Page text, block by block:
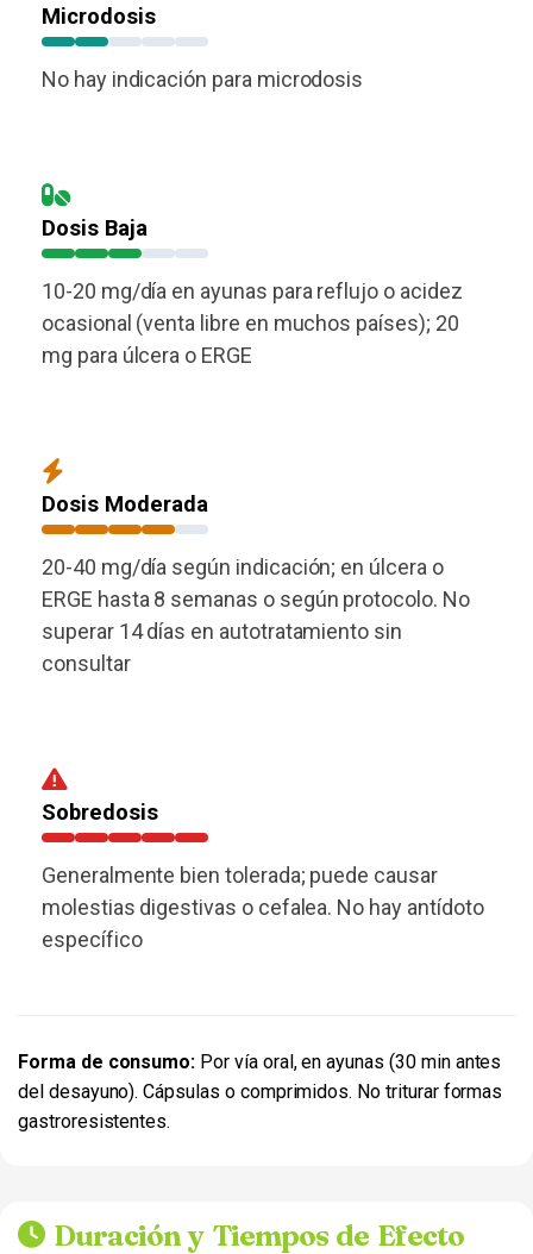
Microdosis
No hay indicación para microdosis
Dosis Baja
10-20 mg/día en ayunas para reflujo o acidez
ocasional (venta libre en muchos países); 20
mg para úlcera o ERGE
Dosis Moderada
20-40 mg/día según indicación; en úlcera o
ERGE hasta 8 semanas o según protocolo. No
superar 14 días en autotratamiento sin
consultar
Sobredosis
Generalmente bien tolerada; puede causar
molestias digestivas o cefalea. No hay antídoto
específico
Forma de consumo: Por vía oral, en ayunas (30 min antes
del desayuno). Cápsulas o comprimidos. No triturar formas
gastroresistentes.
Duración y Tiempos de Efecto